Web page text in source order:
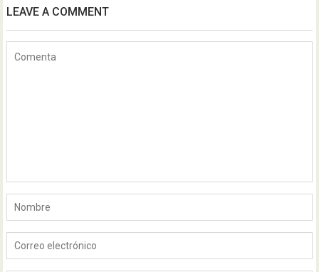
LEAVE A COMMENT